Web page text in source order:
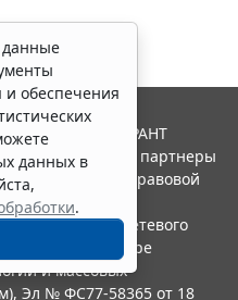
и обеспечения
данных в
.
Система ГАРАНТ
"Гарант" и ее партнеры
ассоциации правовой
в качестве сетевого
по надзору в сфере
и массовых
Эл № ФС77-58365 от 18